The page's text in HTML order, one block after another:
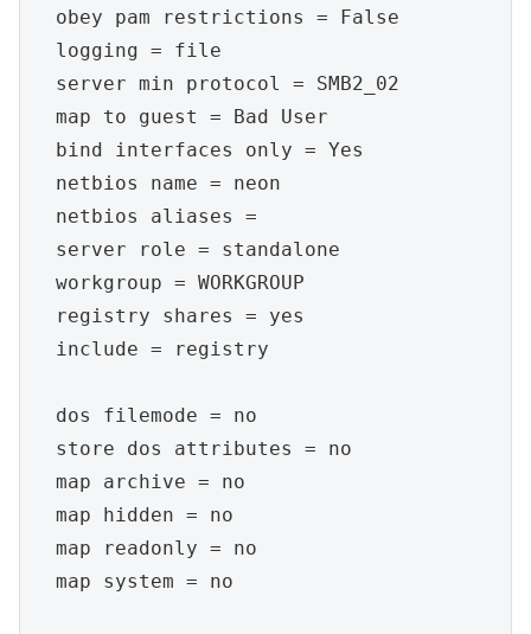
  obey pam restrictions = False
  logging = file
  server min protocol = SMB2_02
  map to guest = Bad User
  bind interfaces only = Yes
  netbios name = neon
  netbios aliases =
  server role = standalone
  workgroup = WORKGROUP
  registry shares = yes
  include = registry
  dos filemode = no
  store dos attributes = no
  map archive = no
  map hidden = no
  map readonly = no
  map system = no